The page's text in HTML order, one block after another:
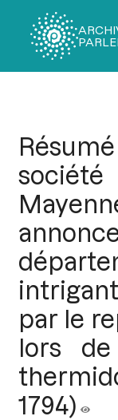
par le
lors
1794)